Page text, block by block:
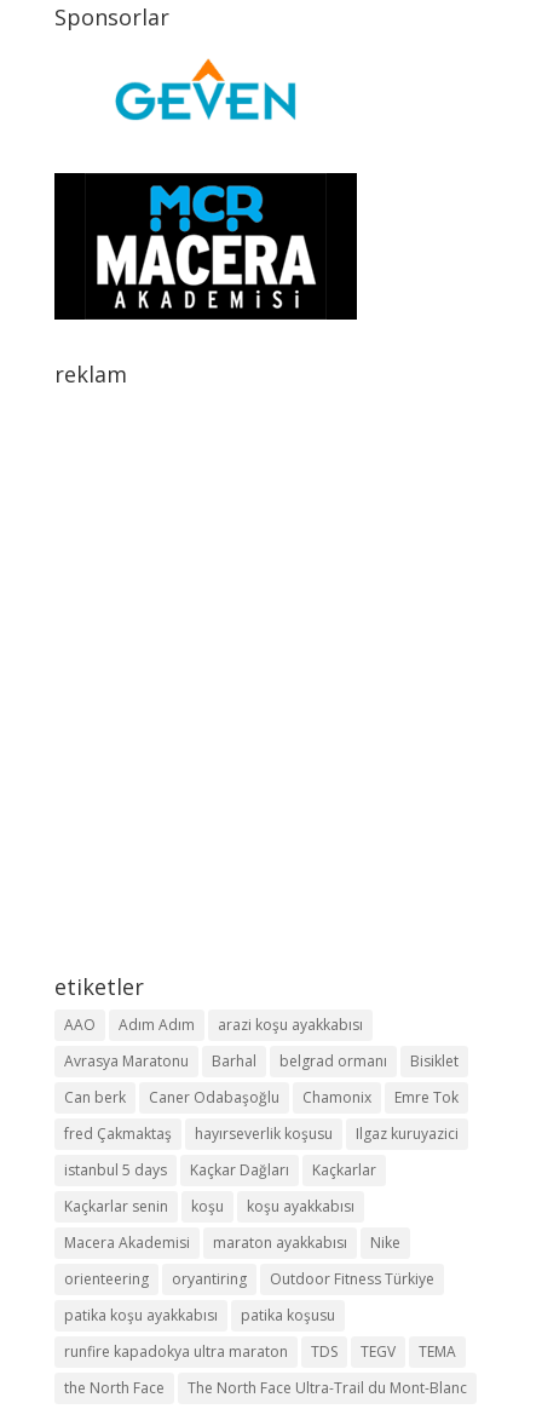
Sponsorlar
reklam
etiketler
AAO Adım Adım
arazi koşu ayakkabısı
Avrasya Maratonu
Barhal belgrad ormanı
Bisiklet
Can berk
Caner Odabaşoğlu Chamonix
Emre Tok
fred Çakmaktaş
hayırseverlik koşusu
Ilgaz kuruyazici
istanbul 5 days
Kaçkar Dağları
Kaçkarlar
Kaçkarlar senin
koşu
koşu ayakkabısı
Macera Akademisi
maraton ayakkabısı
Nike
orienteering
oryantiring
Outdoor Fitness Türkiye
patika koşu ayakkabısı
patika koşusu
runfire kapadokya ultra maraton
TDS TEGV
TEMA
the North Face
The North Face Ultra-Trail du Mont-Blanc